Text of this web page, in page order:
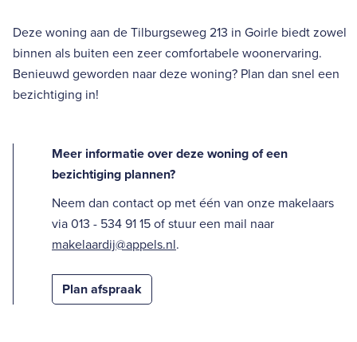
Deze woning aan de Tilburgseweg 213 in Goirle biedt zowel
binnen als buiten een zeer comfortabele woonervaring.
Benieuwd geworden naar deze woning? Plan dan snel een
bezichtiging in!
Meer informatie over deze woning of een
bezichtiging plannen?
Neem dan contact op met één van onze makelaars
via 013 - 534 91 15 of stuur een mail naar
makelaardij@appels.nl.
Plan afspraak